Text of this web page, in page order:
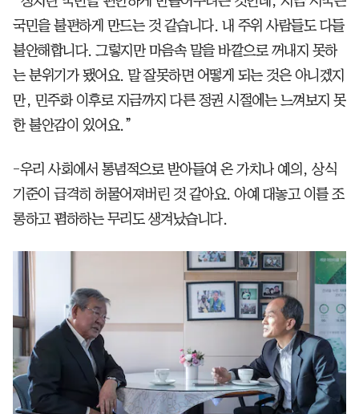
국민을 불편하게 만드는 것 같습니다. 내 주위 사람들도 다들
불안해합니다. 그렇지만 마음속 말을 바깥으로 꺼내지 못하
는 분위기가 됐어요. 말 잘못하면 어떻게 되는 것은 아니겠지
만, 민주화 이후로 지금까지 다른 정권 시절에는 느껴보지 못
한 불안감이 있어요.”
-우리 사회에서 통념적으로 받아들여 온 가치나 예의, 상식
기준이 급격히 허물어져버린 것 같아요. 아예 대놓고 이를 조
롱하고 폄하하는 무리도 생겨났습니다.